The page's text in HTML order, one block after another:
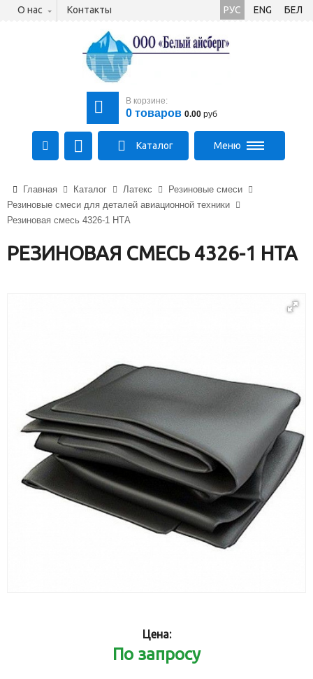
О нас Контакты РУС ENG БЕЛ
В корзине:
0 товаров 0.00 руб
+375 (29) 710-23-43
+375 (33) 315-03-03
Каталог Меню
Главная Каталог Латекс
Резиновые смеси
Резиновые смеси для деталей авиационной техники
Резиновая смесь 4326-1 НТА
РЕЗИНОВАЯ СМЕСЬ 4326-1 НТА
Цена:
По запросу